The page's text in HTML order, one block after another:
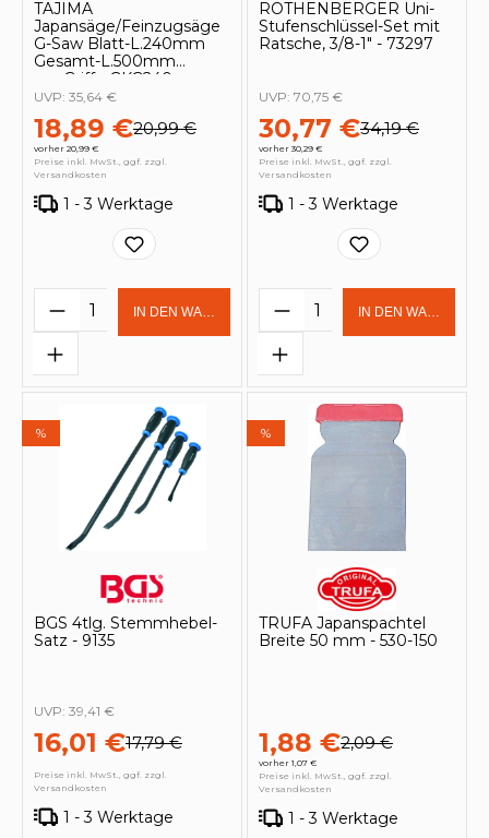
TAJIMA
Japansäge/Feinzugsäge
G-Saw Blatt-L.240mm
Gesamt-L.500mm
ger.Griff - GKG240
18,89 €20,99 €
vorher 20,99 €
UVP: 35,64 €
Preise inkl. MwSt., ggf. zzgl.
Versandkosten
1 - 3 Werktage
Produkt Anzahl: Gib den
IN DEN WARENKORB
ROTHENBERGER Uni-
Stufenschlüssel-Set mit
Ratsche, 3/8-1" - 73297
30,77 €34,19 €
vorher 30,29 €
UVP: 70,75 €
Preise inkl. MwSt., ggf. zzgl.
Versandkosten
1 - 3 Werktage
Produkt Anzahl:
IN DEN
%
BGS 4tlg. Stemmhebel-
Satz - 9135
16,01 €17,79 €
UVP: 39,41 €
Preise inkl. MwSt., ggf. zzgl.
Versandkosten
1 - 3 Werktage
%
TRUFA Japanspachtel
Breite 50 mm - 530-150
1,88 €2,09 €
vorher 1,07 €
Preise inkl. MwSt., ggf. zzgl.
Versandkosten
1 - 3 Werktage